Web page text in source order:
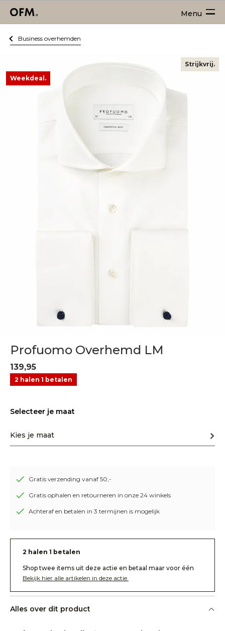
Menu
Business overhemden
Weekdeal.
Strijkvrij.
Profuomo Overhemd LM
139,95
2 halen 1 betalen
Selecteer je maat
Kies je maat
Gratis verzending vanaf 50,-
Gratis ophalen en retourneren in onze 24 winkels
Achteraf en betalen in 3 termijnen is mogelijk
2 halen 1 betalen
Shop twee items uit deze actie en betaal maar voor één
Bekijk hier alle artikelen in deze actie.
Alles over dit product